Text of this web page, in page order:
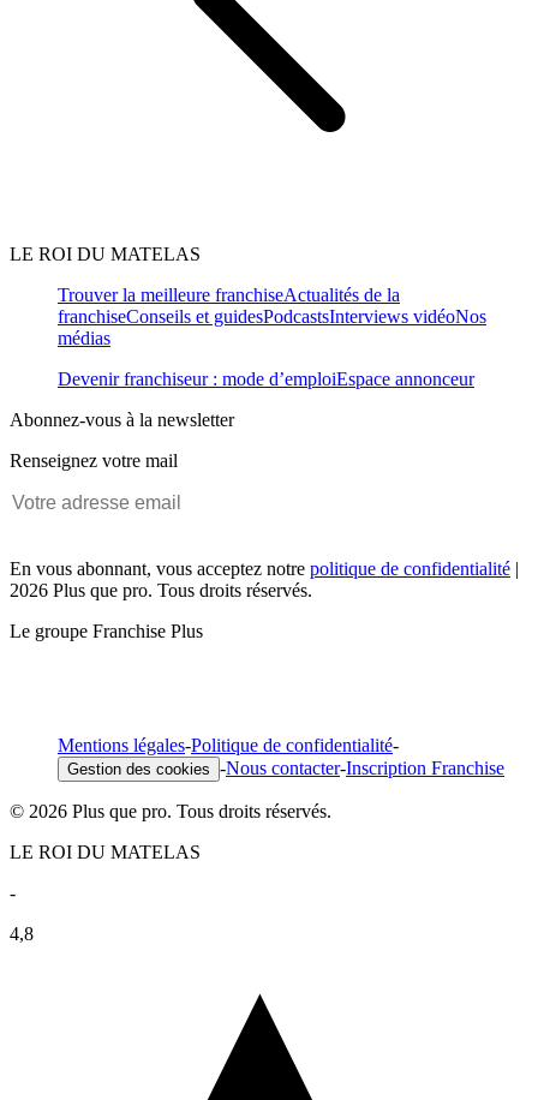
LE ROI DU MATELAS
Trouver la meilleure franchiseActualités de la
franchiseConseils et guidesPodcastsInterviews vidéoNos
médias
Devenir franchiseur : mode d’emploiEspace annonceur
Abonnez-vous à la newsletter
Renseignez votre mail
En vous abonnant, vous acceptez notre politique de confidentialité |
2026 Plus que pro. Tous droits réservés.
Le groupe Franchise Plus
Mentions légales-Politique de confidentialité-
Gestion des cookies -Nous contacter-Inscription Franchise
© 2026 Plus que pro. Tous droits réservés.
LE ROI DU MATELAS
-
4,8